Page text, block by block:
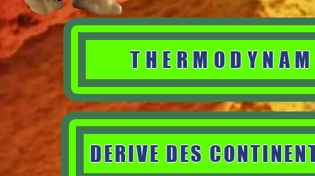
DERIVE DES